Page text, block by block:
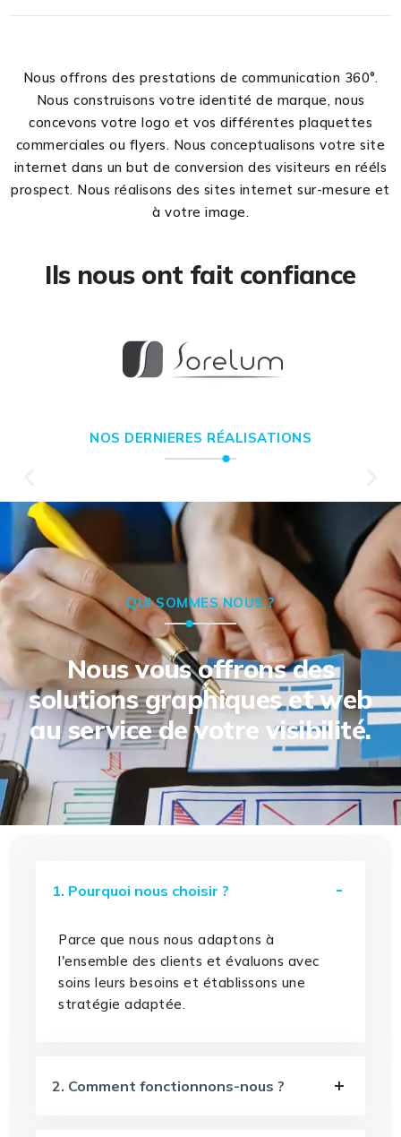
Nous offrons des prestations de communication 360°.
Nous construisons votre identité de marque, nous
concevons votre logo et vos différentes plaquettes
commerciales ou flyers. Nous conceptualisons votre site
internet dans un but de conversion des visiteurs en rééls
prospect. Nous réalisons des sites internet sur-mesure et
à votre image.
Ils nous ont fait confiance
NOS DERNIERES RÉALISATIONS
QUI SOMMES NOUS ?
Nous vous offrons des
solutions graphiques et web
au service de votre visibilité.
1. Pourquoi nous choisir ?
Parce que nous nous adaptons à
l'ensemble des clients et évaluons avec
soins leurs besoins et établissons une
stratégie adaptée.
2. Comment fonctionnons-nous ?